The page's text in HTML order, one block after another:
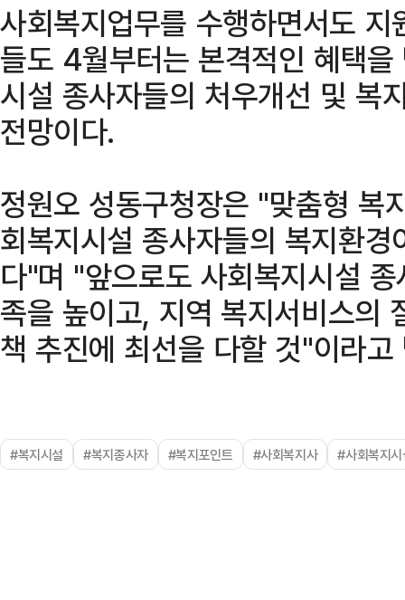
사회복지업무를 수행하면서도
들도 4월부터는 본격적인 혜택
시설 종사자들의 처우개선 및 복
전망이다.
정원오 성동구청장은 "맞춤형 복
회복지시설 종사자들의 복지환
다"며 "앞으로도 사회복지시설
족을 높이고, 지역 복지서비스의
책 추진에 최선을 다할 것"이라고
#복지시설 #복지종사자 #복지포인트 #사회복지사 #사회복지